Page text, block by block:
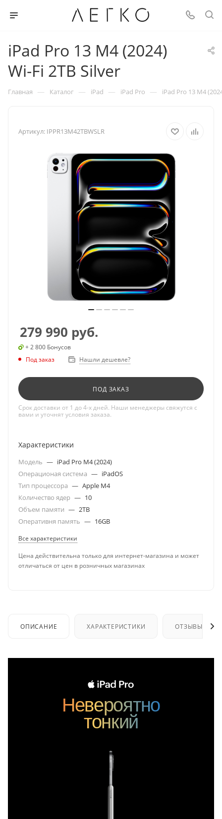
iPad Pro 13 M4 (2024)
Wi-Fi 2TB Silver
Главная — Каталог — iPad — iPad Pro — iPad Pro 13 M4
Артикул: IPPR13M42TBWSLR
279 990 руб.
+ 2 800 Бонусов
Под заказ
Нашли дешевле?
ПОД ЗАКАЗ
Срок доставки от 1 до 4-х дней. Наши менеджеры свяжутся с
вами и уточнят условия заказа.
Характеристики
Модель — iPad Pro M4 (2024)
Операционая система — iPadOS
Тип процессора — Apple M4
Количество ядер — 10
Объем памяти — 2TB
Оперативня память — 16GB
Все характеристики
Цена действительна только для интернет-магазина и может
отличаться от цен в розничных магазинах
ОПИСАНИЕ ХАРАКТЕРИСТИКИ ОТЗЫВЫ
Невероятно
тонкий